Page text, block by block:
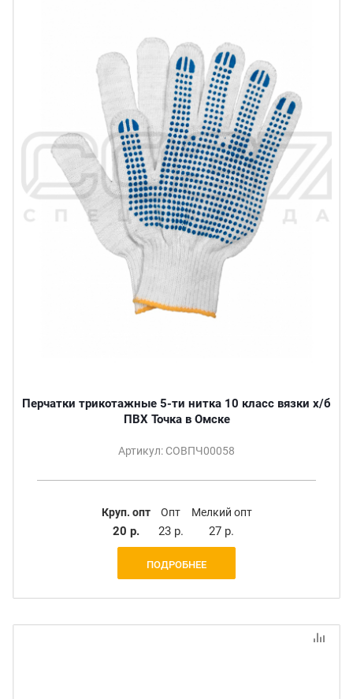
Перчатки трикотажные 5-ти нитка 10 класс вязки х/б
ПВХ Точка в Омске
Артикул: СОВПЧ00058
Круп. опт
20 р.
Опт
23 р.
Мелкий опт
27 р.
ПОДРОБНЕЕ